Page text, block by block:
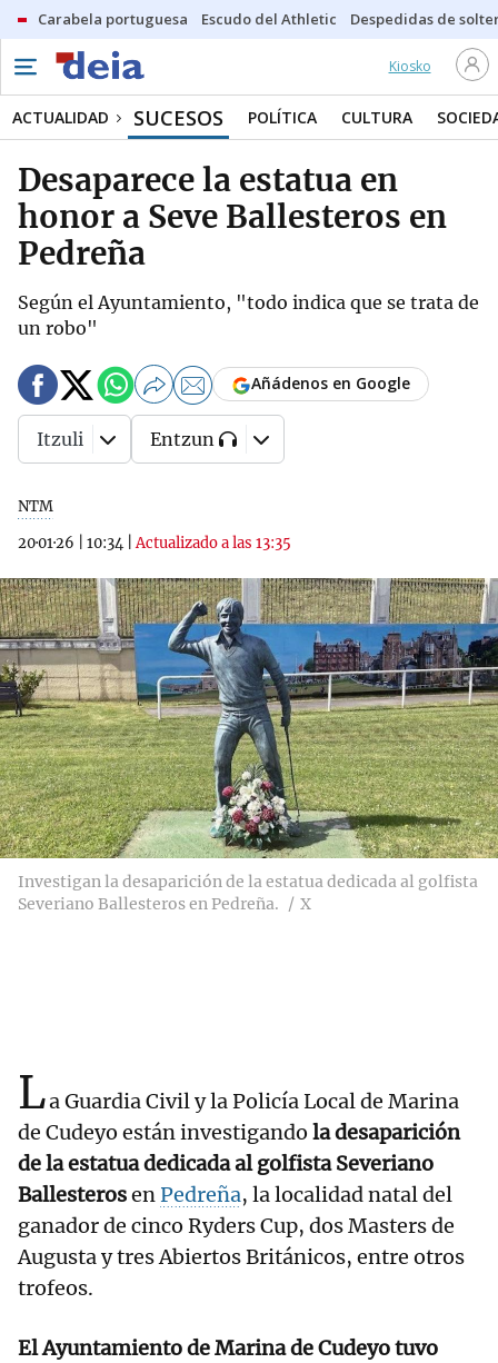
Carabela portuguesa Escudo del Athletic Despedidas de
Kiosko
ACTUALIDAD SUCESOS POLÍTICA CULTURA
Desaparece la estatua en
honor a Seve Ballesteros en
Pedreña
Según el Ayuntamiento, "todo indica que se trata de
un robo"
NTM
20·01·26
10:34 |Actualizado a las 13:35
Añádenos en Google
Itzuli Entzun
Investigan la desaparición de la estatua dedicada al golfista
Severiano Ballesteros en Pedreña.
X
La Guardia Civil y la Policía Local de Marina
de Cudeyo están investigando la desaparición
de la estatua dedicada al golfista Severiano
BallesterosenPedreña, la localidad natal del
ganador de cinco Ryders Cup, dos Masters de
Augusta y tres Abiertos Británicos, entre otros
trofeos.
El Ayuntamiento de Marina de Cudeyo tuvo